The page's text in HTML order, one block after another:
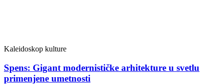
Kaleidoskop kulture
Spens: Gigant modernističke arhitekture u svetlu
primenjene umetnosti